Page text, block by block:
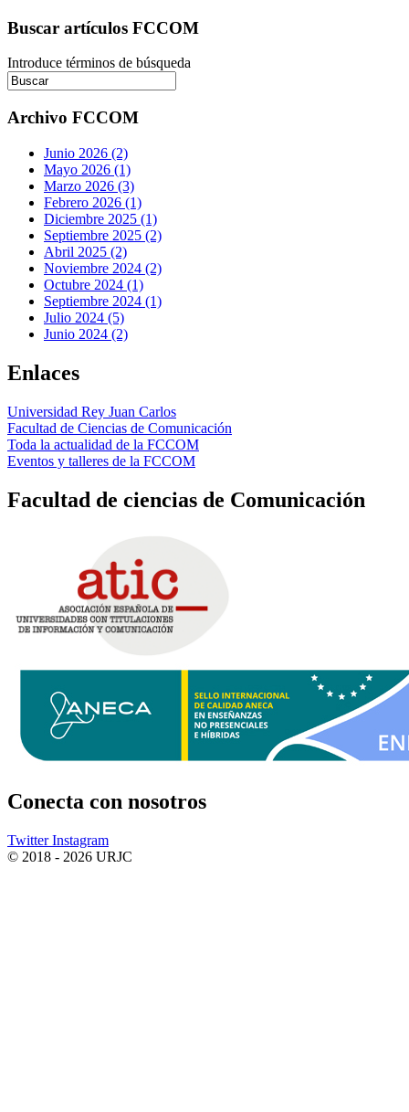
Buscar artículos FCCOM
Introduce términos de búsqueda
Archivo FCCOM
Junio 2026 (2)
Mayo 2026 (1)
Marzo 2026 (3)
Febrero 2026 (1)
Diciembre 2025 (1)
Septiembre 2025 (2)
Abril 2025 (2)
Noviembre 2024 (2)
Octubre 2024 (1)
Septiembre 2024 (1)
Julio 2024 (5)
Junio 2024 (2)
Enlaces
Universidad Rey Juan Carlos
Facultad de Ciencias de Comunicación
Toda la actualidad de la FCCOM
Eventos y talleres de la FCCOM
Facultad de ciencias de Comunicación
Conecta con nosotros
Twitter Instagram
© 2018 - 2026 URJC